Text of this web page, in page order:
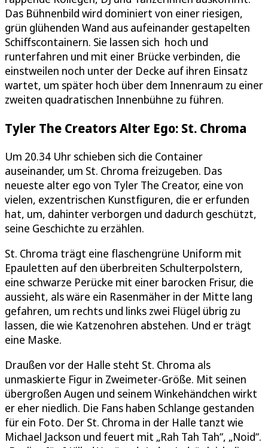
Das Bühnenbild wird dominiert von einer riesigen,
grün glühenden Wand aus aufeinander gestapelten
Schiffscontainern. Sie lassen sich hoch und
runterfahren und mit einer Brücke verbinden, die
einstweilen noch unter der Decke auf ihren Einsatz
wartet, um später hoch über dem Innenraum zu einer
zweiten quadratischen Innenbühne zu führen.
Tyler The Creators Alter Ego: St. Chroma
Um 20.34 Uhr schieben sich die Container
auseinander, um St. Chroma freizugeben. Das
neueste alter ego von Tyler The Creator, eine von
vielen, exzentrischen Kunstfiguren, die er erfunden
hat, um, dahinter verborgen und dadurch geschützt,
seine Geschichte zu erzählen.
St. Chroma trägt eine flaschengrüne Uniform mit
Epauletten auf den überbreiten Schulterpolstern,
eine schwarze Perücke mit einer barocken Frisur, die
aussieht, als wäre ein Rasenmäher in der Mitte lang
gefahren, um rechts und links zwei Flügel übrig zu
lassen, die wie Katzenohren abstehen. Und er trägt
eine Maske.
Draußen vor der Halle steht St. Chroma als
unmaskierte Figur in Zweimeter-Größe. Mit seinen
übergroßen Augen und seinem Winkehändchen wirkt
er eher niedlich. Die Fans haben Schlange gestanden
für ein Foto. Der St. Chroma in der Halle tanzt wie
Michael Jackson und feuert mit „Rah Tah Tah“, „Noid“.